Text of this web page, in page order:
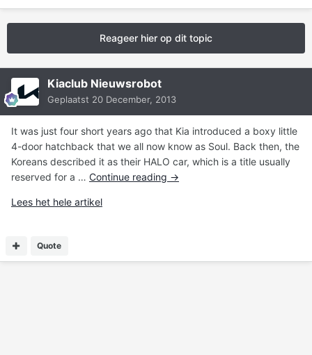
Reageer hier op dit topic
Kiaclub Nieuwsrobot
Geplaatst 20 December, 2013
It was just four short years ago that Kia introduced a boxy little
4-door hatchback that we all now know as Soul. Back then, the
Koreans described it as their HALO car, which is a title usually
reserved for a … Continue reading →
Lees het hele artikel
Quote